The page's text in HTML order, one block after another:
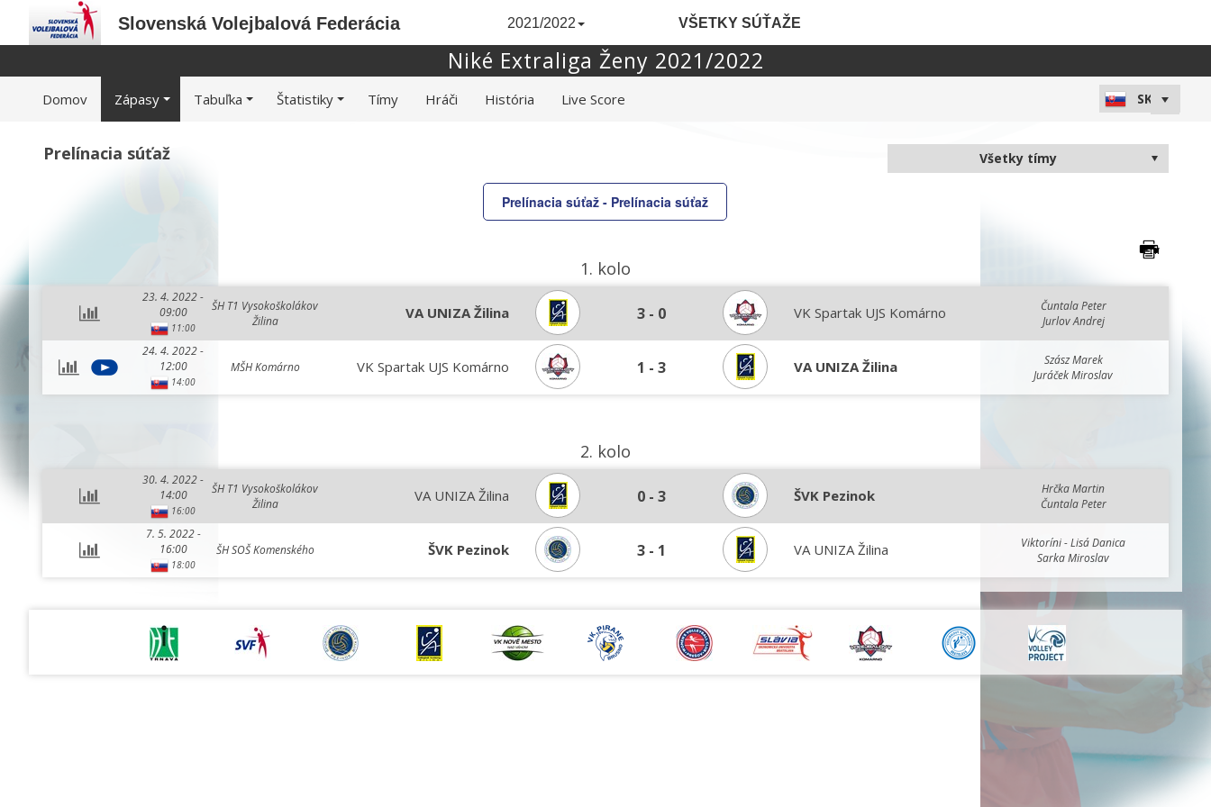
Slovenská Volejbalová Federácia 2021/2022 VŠETKY SÚŤAŽE
Niké Extraliga Ženy 2021/2022
Domov Zápasy Tabuľka Štatistiky Tímy Hráči História Live Score
Prelínacia súťaž
Prelínacia súťaž - Prelínacia súťaž
1. kolo
23. 4. 2022 -
09:00
11:00
ŠH T1 Vysokoškolákov
Žilina
VA UNIZA Žilina 3 - 0 VK Spartak UJS Komárno
Čuntala Peter
Jurlov Andrej
24. 4. 2022 -
12:00
14:00
MŠH Komárno VK Spartak UJS Komárno 1 - 3 VA UNIZA Žilina
Szász Marek
Juráček Miroslav
2. kolo
30. 4. 2022 -
14:00
16:00
ŠH T1 Vysokoškolákov
Žilina
VA UNIZA Žilina 0 - 3 ŠVK Pezinok
Hrčka Martin
Čuntala Peter
7. 5. 2022 -
16:00
18:00
ŠH SOŠ Komenského ŠVK Pezinok 3 - 1 VA UNIZA Žilina
Viktoríni - Lisá Danica
Sarka Miroslav